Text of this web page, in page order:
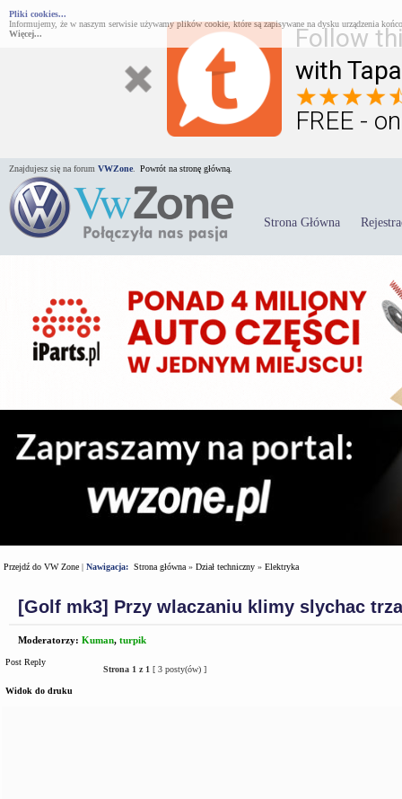
Follow
with
FREE -
Pliki cookies...
Informujemy, że w naszym serwisie używamy plików cookie, które są zapisywane na dysku urządzenia
Więcej...
Znajdujesz się na forum VWZone Powrót na stronę główną.
Strona Główna
Przejdź do VW Zone | Nawigacja: Strona główna » Dział techniczny » Elektryka
[Golf mk3] Przy wlaczaniu klimy slychac
Moderatorzy: Kuman, turpik
Post Reply
Strona 1 z 1 [ 3 posty(ów) ]
Widok do druku